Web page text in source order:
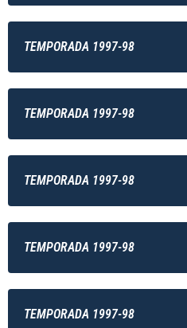
TEMPORADA 1997-98
TEMPORADA 1997-98
TEMPORADA 1997-98
TEMPORADA 1997-98
TEMPORADA 1997-98